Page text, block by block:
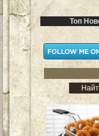
Топ